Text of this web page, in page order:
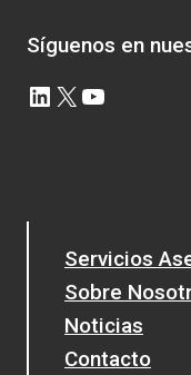
Síguenos en
LinkedIn
X YouTube
Servicios
Sobre
Noticias
Contacto